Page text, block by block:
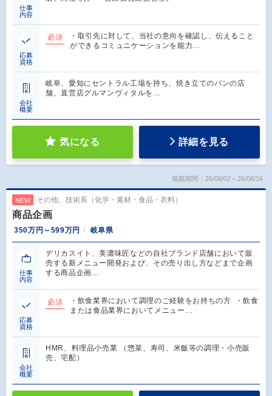
仕事
内容
応募
資格
必須
・取引先に対して、当社の意向を確認し、伝えること
ができるコミュニケーションを能力…
会社
概要
岐阜、愛知にセントラル工場を持ち、焼き立てのパンの店
舗、直営店グルマンヴィタルを…
気になる 詳細を見る
掲載期間：26/08/02～26/08/16
NEW その他、技術系（化学・素材・食品・衣料）
商品企画
350万円～599万円 岐阜県
仕事
内容
デリカスイト、美濃味匠などの自社ブランド店舗において販
売する新メニュー開発および、その売り出し方などまで企画
する商品企画…
応募
資格
必須
・飲食業界において調理のご経験をお持ちの方 ・飲食
または食品業界においてメニュー…
会社
概要
HMR、料理品小売業 （惣菜、寿司、米飯等の調理・小売販
売、宅配）